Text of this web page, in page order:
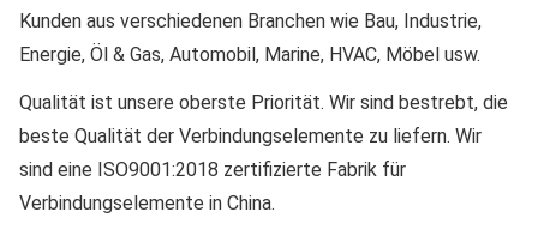
Kunden aus verschiedenen Branchen wie Bau, Industrie,
Energie, Öl & Gas, Automobil, Marine, HVAC, Möbel usw.
Qualität ist unsere oberste Priorität. Wir sind bestrebt, die
beste Qualität der Verbindungselemente zu liefern. Wir
sind eine ISO9001:2018 zertifizierte Fabrik für
Verbindungselemente in China.